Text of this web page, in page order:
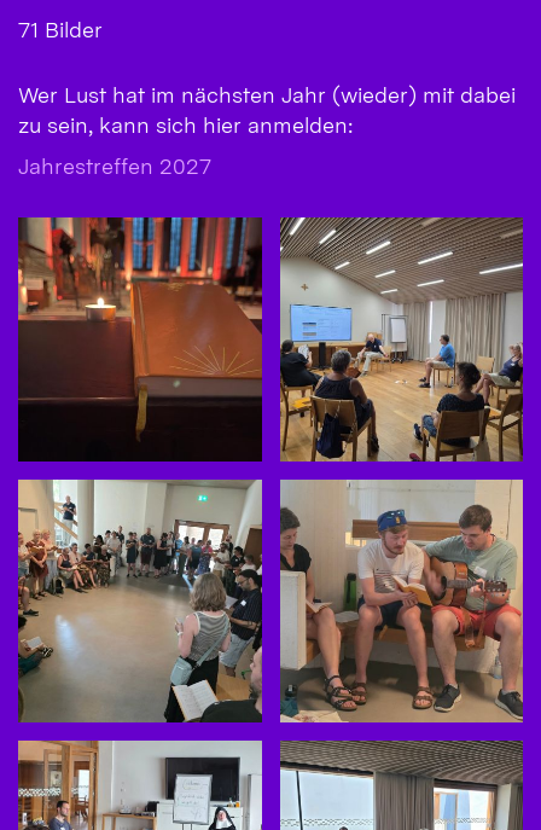
71 Bilder
Wer Lust hat im nächsten Jahr (wieder) mit dabei
zu sein, kann sich hier anmelden:
Jahrestreffen 2027